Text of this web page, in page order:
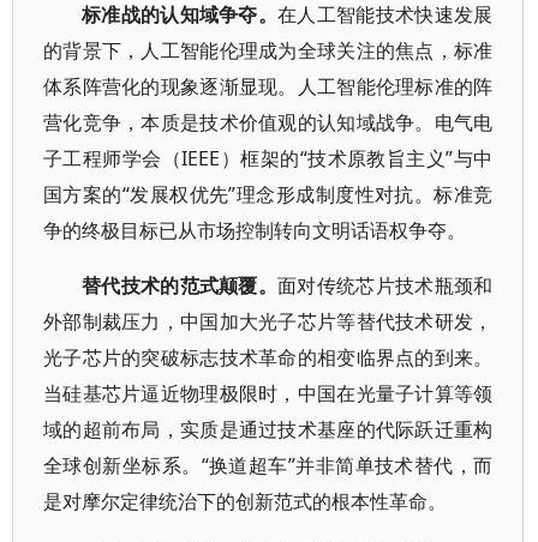
标准战的认知域争夺。在人工智能技术快速发展
的背景下，人工智能伦理成为全球关注的焦点，标准
体系阵营化的现象逐渐显现。人工智能伦理标准的阵
营化竞争，本质是技术价值观的认知域战争。电气电
子工程师学会（IEEE）框架的“技术原教旨主义”与中
国方案的“发展权优先”理念形成制度性对抗。标准竞
争的终极目标已从市场控制转向文明话语权争夺。
替代技术的范式颠覆。面对传统芯片技术瓶颈和
外部制裁压力，中国加大光子芯片等替代技术研发，
光子芯片的突破标志技术革命的相变临界点的到来。
当硅基芯片逼近物理极限时，中国在光量子计算等领
域的超前布局，实质是通过技术基座的代际跃迁重构
全球创新坐标系。“换道超车”并非简单技术替代，而
是对摩尔定律统治下的创新范式的根本性革命。